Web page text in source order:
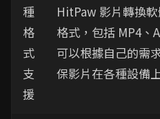
種
格
式
支
援
HitPaw 影片轉換
格式，包括 MP4、
可以根據自己的需
保影片在各種設備